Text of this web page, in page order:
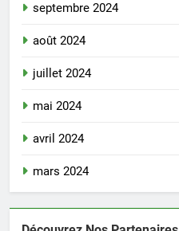
septembre 2024
août 2024
juillet 2024
mai 2024
avril 2024
mars 2024